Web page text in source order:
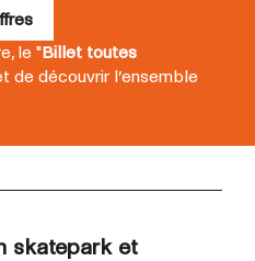
le "Billet toutes
de découvrir l’ensemble
skatepark et